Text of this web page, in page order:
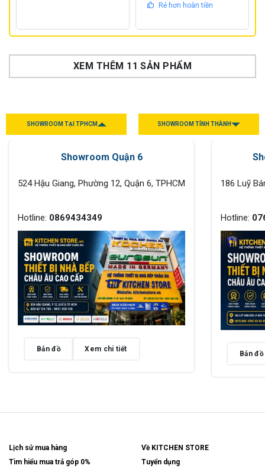
Rẻ hơn hoàn tiền
XEM THÊM 11 SẢN PHẨM
SHOWROOM TẠI TPHCM SHOWROOM TỈNH THÀNH
Showroom Quận 6
524 Hậu Giang, Phường 12, Quận 6, TPHCM
Hotline: 0869434349
Bản đồ Xem chi tiết
186 Luỹ
Hotline:
Bản đồ
Lịch sử mua hàng
Tìm hiểu mua trả góp 0%
Về KITCHEN STORE
Tuyển dụng